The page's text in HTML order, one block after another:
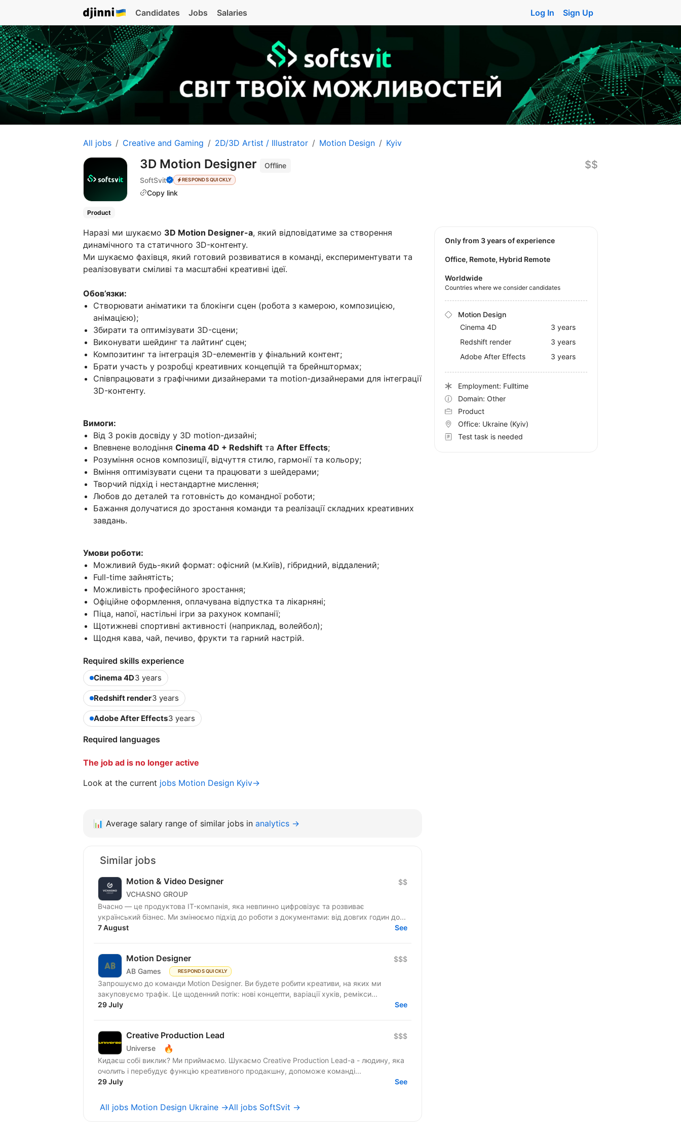
Candidates Jobs Salaries Log In Sign Up
All jobs Creative and Gaming 2D/3D Artist / Illustrator Motion Design Kyiv
3D Motion Designer
Offline
SoftSvit
RESPONDS QUICKLY
Copy link
$$
Product
Наразі ми шукаємо 3D Motion Designer-a, який відповідатиме за створення
динамічного та статичного 3D-контенту.
Ми шукаємо фахівця, який готовий розвиватися в команді, експериментувати та
реалізовувати сміливі та масштабні креативні ідеї.
Обов’язки:
Створювати аніматики та блокінги сцен (робота з камерою, композицією,
анімацією);
Збирати та оптимізувати 3D-сцени;
Виконувати шейдинг та лайтинґ сцен;
Композитинг та інтеграція 3D-елементів у фінальний контент;
Брати участь у розробці креативних концепцій та брейнштормах;
Співпрацювати з графічними дизайнерами та motion-дизайнерами для інтеграції
3D-контенту.
Вимоги:
Від 3 років досвіду у 3D motion-дизайні;
Впевнене володіння Cinema 4D + Redshift та After Effects;
Розуміння основ композиції, відчуття стилю, гармонії та кольору;
Вміння оптимізувати сцени та працювати з шейдерами;
Творчий підхід і нестандартне мислення;
Любов до деталей та готовність до командної роботи;
Бажання долучатися до зростання команди та реалізації складних креативних
завдань.
Умови роботи:
Можливий будь-який формат: офісний (м.Київ), гібридний, віддалений;
Full-time зайнятість;
Можливість професійного зростання;
Офіційне оформлення, оплачувана відпустка та лікарняні;
Піца, напої, настільні ігри за рахунок компанії;
Щотижневі спортивні активності (наприклад, волейбол);
Щодня кава, чай, печиво, фрукти та гарний настрій.
Required skills experience
Cinema 4D3 years
Redshift render3 years
Adobe After Effects3 years
Required languages
The job ad is no longer active
Look at the current jobs Motion Design Kyiv→
Only from 3 years of experience
Office, Remote, Hybrid Remote
Worldwide
Countries where we consider candidates
Motion Design
Cinema 4D
3 years
Redshift render
3 years
Adobe After Effects
3 years
Employment: Fulltime
Domain: Other
Product
Office: Ukraine (Kyiv)
Test task is needed
📊 Average salary range of similar jobs in analytics →
Similar jobs
Motion & Video Designer
VCHASNO GROUP
$$
Вчасно — це продуктова IT-компанія, яка невпинно цифровізує та розвиває
український бізнес. Ми змінюємо підхід до роботи з документами: від довгих годин до...
7 August
See
Motion Designer
AB Games RESPONDS QUICKLY
$$$
Запрошуємо до команди Motion Designer. Ви будете робити креативи, на яких ми
закуповуємо трафік. Це щоденний потік: нові концепти, варіації хуків, ремікси...
29 July
See
Creative Production Lead
Universe 🔥
$$$
Кидаєш собі виклик? Ми приймаємо. Шукаємо Creative Production Lead-а - людину, яка
очолить і перебудує функцію креативного продакшну, допоможе команді...
29 July
See
All jobs Motion Design Ukraine →All jobs SoftSvit →